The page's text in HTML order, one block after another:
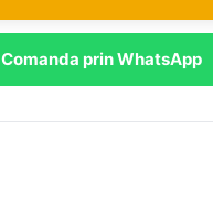
Comanda prin WhatsApp